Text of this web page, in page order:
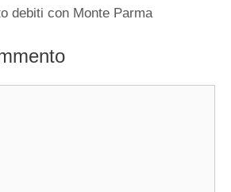
debiti con Monte Parma